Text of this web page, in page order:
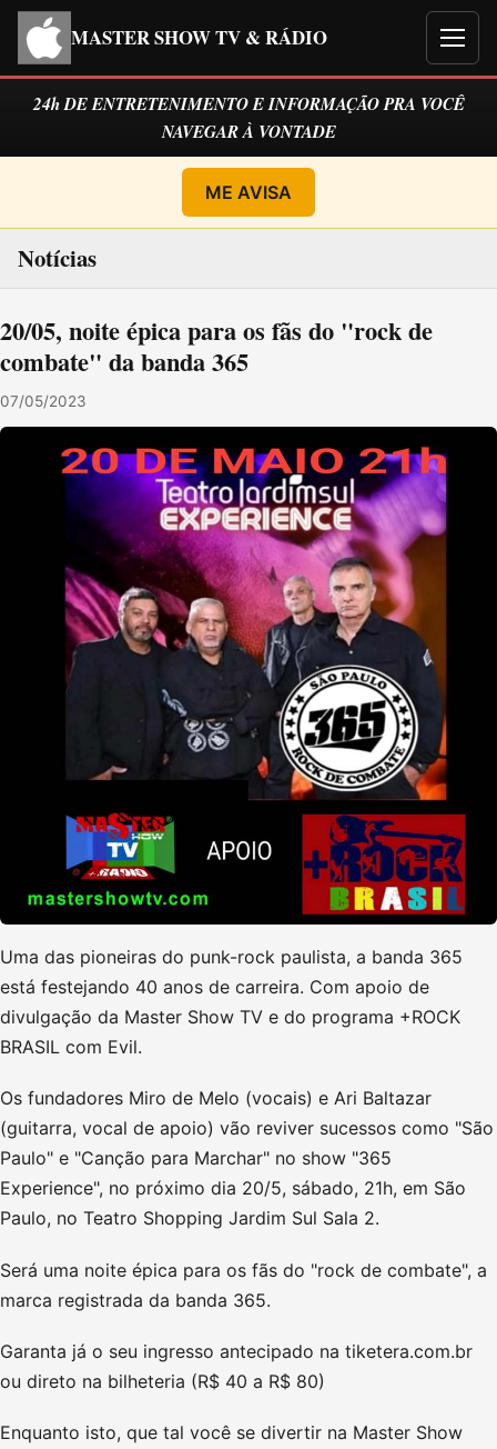
MASTER SHOW TV & RÁDIO
24h DE ENTRETENIMENTO E INFORMAÇÃO PRA VOCÊ
NAVEGAR À VONTADE
ME AVISA
Notícias
20/05, noite épica para os fãs do "rock de
combate" da banda 365
07/05/2023
Uma das pioneiras do punk-rock paulista, a banda 365
está festejando 40 anos de carreira. Com apoio de
divulgação da Master Show TV e do programa +ROCK
BRASIL com Evil.
Os fundadores Miro de Melo (vocais) e Ari Baltazar
(guitarra, vocal de apoio) vão reviver sucessos como "São
Paulo" e "Canção para Marchar" no show "365
Experience", no próximo dia 20/5, sábado, 21h, em São
Paulo, no Teatro Shopping Jardim Sul Sala 2.
Será uma noite épica para os fãs do "rock de combate", a
marca registrada da banda 365.
Garanta já o seu ingresso antecipado na tiketera.com.br
ou direto na bilheteria (R$ 40 a R$ 80)
Enquanto isto, que tal você se divertir na Master Show